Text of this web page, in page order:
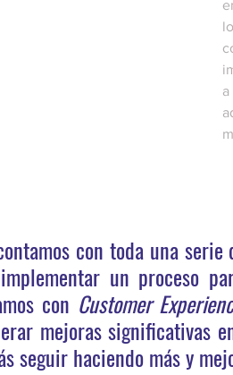
con toda una
un proceso
con Customer
mejoras significativas
seguir haciendo más y